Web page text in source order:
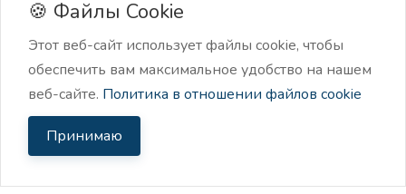
2024 Нейроскрайб, нейро-ассистент для создателей
контента.
🍪 Файлы Cookie
Этот веб-сайт использует файлы cookie, чтобы
обеспечить вам максимальное удобство на нашем
веб-сайте. Политика в отношении файлов cookie
Принимаю